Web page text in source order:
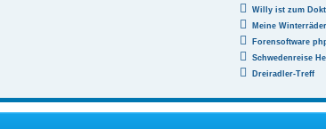
Willy ist zum
Meine Winterräder
Forensoftware
Schwedenreise
Dreiradler-Treff